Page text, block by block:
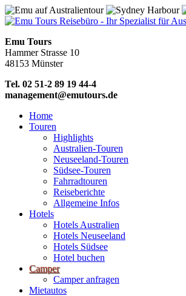
Emu Tours
Hammer Strasse 10
48153 Münster
Tel. 02 51-2 89 19 44-4
management@emutours.de
Home
Touren
Highlights
Australien-Touren
Neuseeland-Touren
Südsee-Touren
Fahrradtouren
Reiseberichte
Allgemeine Infos
Hotels
Hotels Australien
Hotels Neuseeland
Hotels Südsee
Hotel buchen
Camper
Camper anfragen
Mietautos